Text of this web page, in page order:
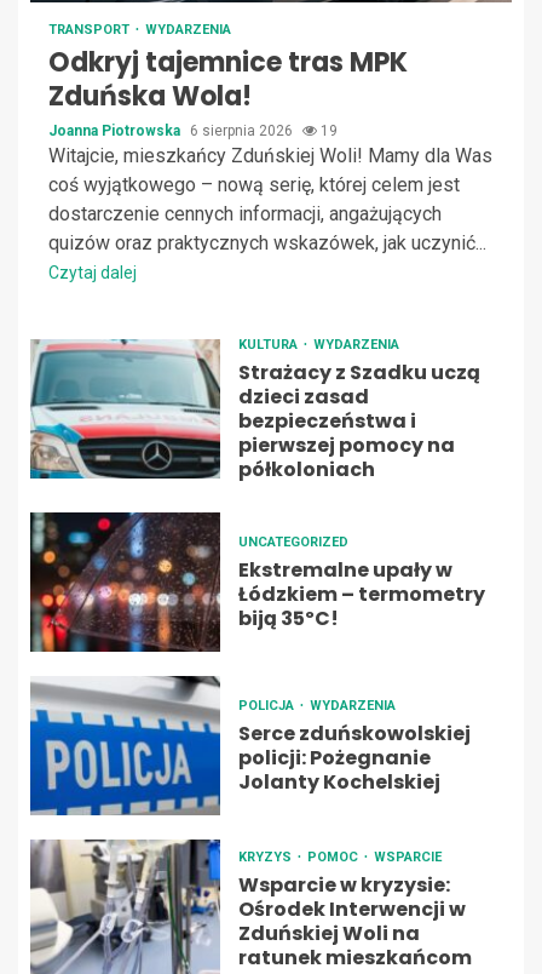
TRANSPORT WYDARZENIA
Odkryj tajemnice tras MPK
Zduńska Wola!
Joanna Piotrowska 6 sierpnia 2026 19
Witajcie, mieszkańcy Zduńskiej Woli! Mamy dla Was
coś wyjątkowego – nową serię, której celem jest
dostarczenie cennych informacji, angażujących
quizów oraz praktycznych wskazówek, jak uczynić...
Czytaj dalej
KULTURA WYDARZENIA
Strażacy z Szadku uczą
dzieci zasad
bezpieczeństwa i
pierwszej pomocy na
półkoloniach
UNCATEGORIZED
Ekstremalne upały w
Łódzkiem – termometry
biją 35ºC!
POLICJA WYDARZENIA
Serce zduńskowolskiej
policji: Pożegnanie
Jolanty Kochelskiej
KRYZYS POMOC WSPARCIE
Wsparcie w kryzysie:
Ośrodek Interwencji w
Zduńskiej Woli na
ratunek mieszkańcom